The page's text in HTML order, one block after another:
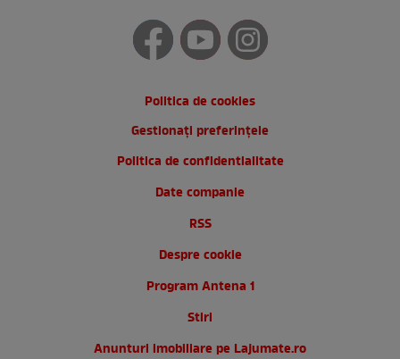
Politica de cookies
Gestionați preferințele
Politica de confidentialitate
Date companie
RSS
Despre cookie
Program Antena 1
Stiri
Anunturi imobiliare pe Lajumate.ro